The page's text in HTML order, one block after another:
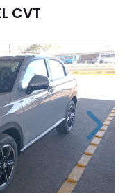
CVT
Next